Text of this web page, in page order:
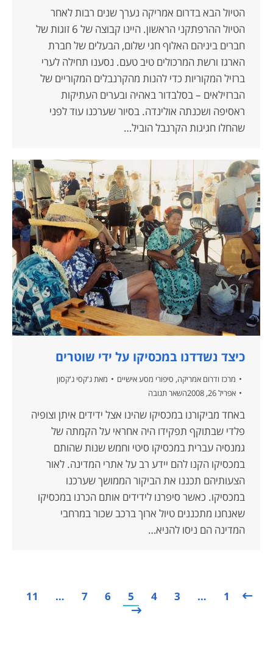
הטיול הבא בדרום אמריקה נערך שנים רבות לאחר
הטיול ההרפתקני הראשון. היינו קבוצה של 6 זוגות של
חברים ביניהם האלוף חגי שלום, הבעלים של חברת
הארגז ורשת המרכולים טיב טעם. נסענו תחילה לערי
ברזיל המקוריות כדי להנות מהקרנבלים המקוריים של
הברזילאים – בסלבדור באהיה ובערים העתיקות
ראסיפה ושכנתה אולינדה. בסיור שערכנו עוד לפני
שהחלו חגיגות הקרנבל הוביל…
כיצד נשדדנו במכסיקו על ידי שוטרים
מרכז ודרום אמריקה, סיפורי מסע אישיים מאתג'קסי ג'קסון
אפריל 26, 2008
השאר תגובה
באחד מביקורנו במכסיקו שהינו אצל ידידים איתן וצופיה
פלדי שבתוקף תפקידו היה אחראי על הקמתה של
גמנסיה עברית במכסיקו סיטי וחמש שנות שהותם
במכסיקו הקנו להם יידע רב על אתרי המדינה. לאור
הצעותיהם תכננו את הביקור הממושך שערכנו
במכסיקו. כאשר סיפרנו לידידים אותם הכרנו במכסיקו
שאנחנו מתכננים טיול ארוך ברכב שכור במרחבי
המדינה הם ניסו להניא…
1
…
3
4
5
6
7
…
11